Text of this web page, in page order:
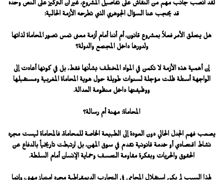
لقد انصب جانب مهم من النقاش على تفاصيل المشروع، غير أن التركيز على النص وحده
قد يحجب عنا السؤال الجوهري الذي تطرحه الأزمة الحالية:
هل يتعلق الأمر فعلاً بمشروع قانون، أم أننا أمام أزمة معنى تمس تصور المحاماة لذاتها
ولدورها داخل المجتمع والدولة؟
إن أهمية هذه الأزمة لا تكمن في المواد المختلف بشأنها فقط، بل في كونها أعادت إلى
الواجهة أسئلة ظلت مؤجلة لسنوات طويلة حول هوية المحاماة المغربية ومستقبلها
ووظيفتها داخل منظومة العدالة.
المحاماة: مهنة أم رسالة؟
يصعب فهم الجدل الحالي دون العودة إلى الطبيعة الخاصة للمحاماة، فالمحاماة ليست مجرد
نشاط اقتصادي أو خدمة قانونية تقدم في سوق المهن، بل ارتبطت تاريخياً بالدفاع عن
الحقوق والحريات وبفكرة مقاومة التعسف وحماية الإنسان أمام السلطة.